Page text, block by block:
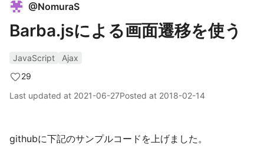
@NomuraS
Barba.jsによる画面遷移を使う
JavaScript
Ajax
29
Last updated at 2021-06-27Posted at 2018-02-14
githubに下記のサンプルコードを上げました。